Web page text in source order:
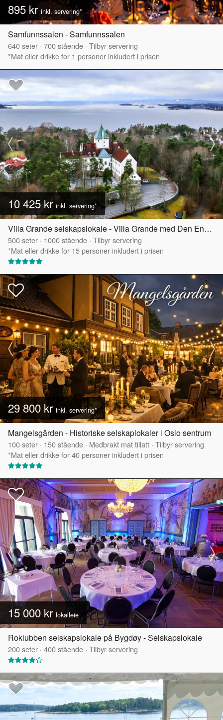
895 kr inkl. servering*
Samfunnssalen - Samfunnssalen
640seter · 700stående · Tilbyr servering
*Mat eller drikke for 1 personer inkludert i prisen
10 425 kr inkl. servering*
Villa Grande selskapslokale - Villa Grande med Den Engelske Hagen
500seter · 1000stående · Tilbyr servering
*Mat eller drikke for 15 personer inkludert i prisen
29 800 kr inkl. servering*
Mangelsgården - Historiske selskaplokaler i Oslo sentrum
100seter · 150stående · Medbrakt mat tillatt · Tilbyr servering
*Mat eller drikke for 40 personer inkludert i prisen
15 000 kr lokalleie
Roklubben selskapslokale på Bygdøy - Selskapslokale
200seter · 400stående · Tilbyr servering